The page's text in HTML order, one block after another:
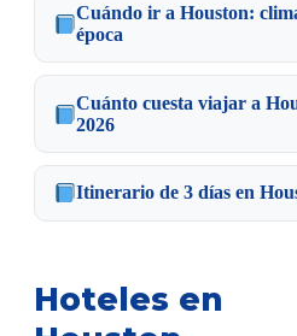
Cuándo ir a Houston:
época
Cuánto cuesta viajar a
2026
Itinerario de 3 días en
Hoteles en